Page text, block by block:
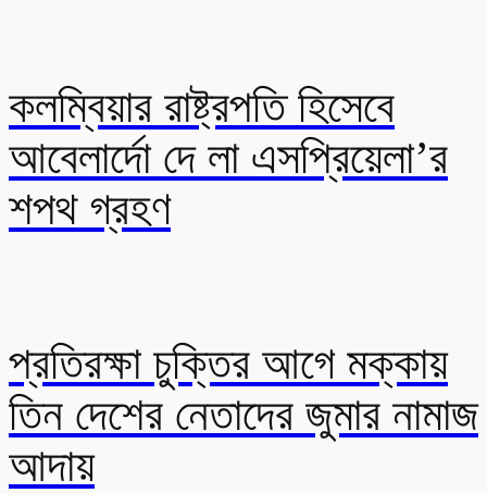
কলম্বিয়ার রাষ্ট্রপতি হিসেবে
আবেলার্দো দে লা এসপ্রিয়েলা’র
শপথ গ্রহণ
প্রতিরক্ষা চুক্তির আগে মক্কায়
তিন দেশের নেতাদের জুমার নামাজ
আদায়